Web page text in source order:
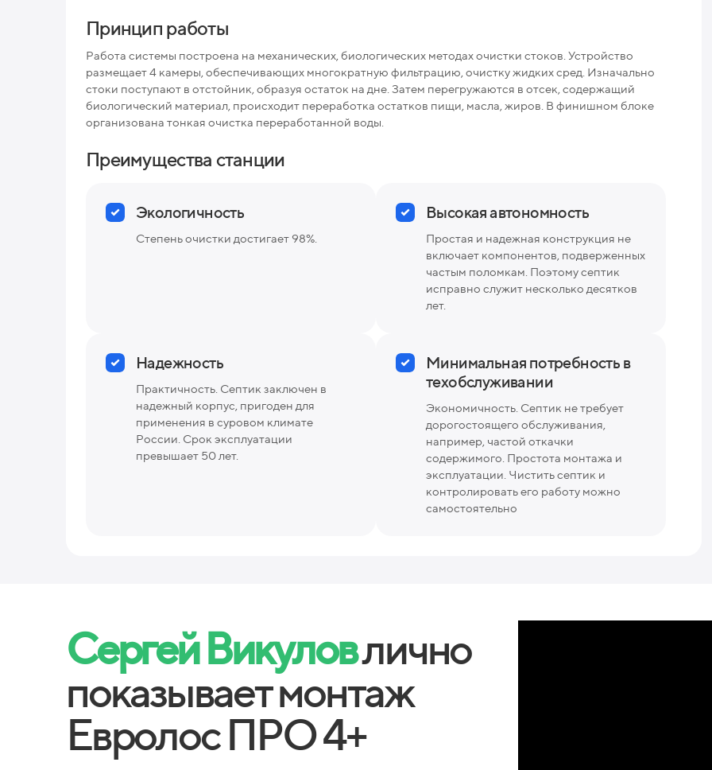
Принцип работы
Работа системы построена на механических, биологических методах очистки стоков. Устройство
размещает 4 камеры, обеспечивающих многократную фильтрацию, очистку жидких сред. Изначально
стоки поступают в отстойник, образуя остаток на дне. Затем перегружаются в отсек, содержащий
биологический материал, происходит переработка остатков пищи, масла, жиров. В финишном блоке
организована тонкая очистка переработанной воды.
Преимущества станции
Экологичность
Степень очистки достигает 98%.
Высокая автономность
Простая и надежная конструкция не
включает компонентов, подверженных
частым поломкам. Поэтому септик
исправно служит несколько десятков
лет.
Надежность
Практичность. Септик заключен в
надежный корпус, пригоден для
применения в суровом климате
России. Срок эксплуатации
превышает 50 лет.
Минимальная потребность в
техобслуживании
Экономичность. Септик не требует
дорогостоящего обслуживания,
например, частой откачки
содержимого. Простота монтажа и
эксплуатации. Чистить септик и
контролировать его работу можно
самостоятельно
Сергей Викуловлично
показывает монтаж
Евролос ПРО 4+